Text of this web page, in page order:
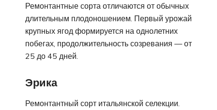
Ремонтантные сорта отличаются от обычных
длительным плодоношением. Первый урожай
крупных ягод формируется на однолетних
побегах, продолжительность созревания — от
25 до 45 дней.
Эрика
Ремонтантный сорт итальянской селекции.